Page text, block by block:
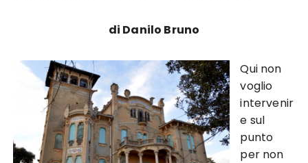
di Danilo Bruno
Qui non
voglio
intervenir
e sul
punto
per non